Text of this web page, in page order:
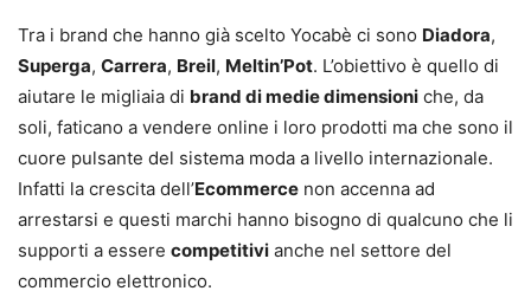
Tra i brand che hanno già scelto Yocabè ci sono Diadora,
Superga, Carrera, Breil, Meltin’Pot. L’obiettivo è quello di
aiutare le migliaia di brand di medie dimensioni che, da
soli, faticano a vendere online i loro prodotti ma che sono il
cuore pulsante del sistema moda a livello internazionale.
Infatti la crescita dell’Ecommerce non accenna ad
arrestarsi e questi marchi hanno bisogno di qualcuno che li
supporti a essere competitivi anche nel settore del
commercio elettronico.